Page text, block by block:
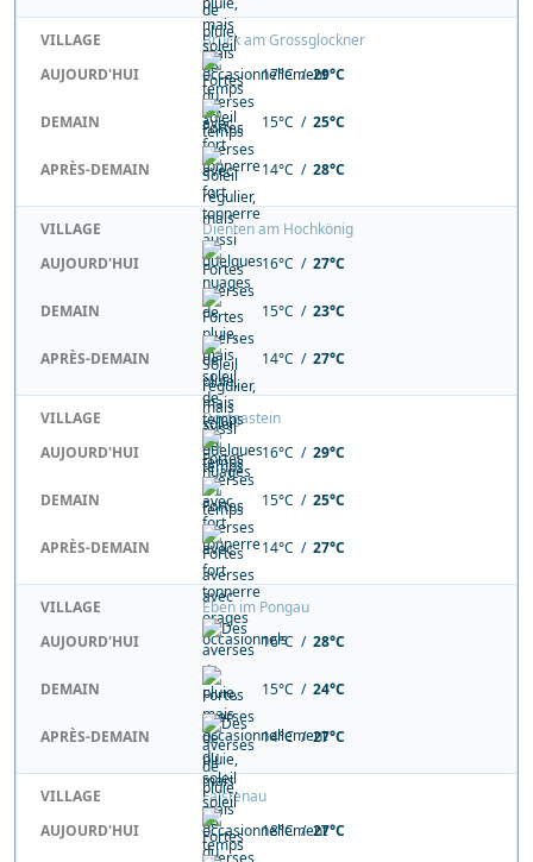
VILLAGE
Bruck am Grossglockner
AUJOURD'HUI
17°C /29°C
DEMAIN 15°C / 25°C
APRÈS-DEMAIN 14°C / 28°C
VILLAGE
Dienten am Hochkönig
AUJOURD'HUI
16°C / 27°C
DEMAIN 15°C / 23°C
APRÈS-DEMAIN 14°C / 27°C
VILLAGE
Dorfgastein
AUJOURD'HUI
16°C / 29°C
DEMAIN 15°C / 25°C
APRÈS-DEMAIN 14°C / 27°C
VILLAGE
Eben im Pongau
AUJOURD'HUI
16°C / 28°C
DEMAIN 15°C / 24°C
APRÈS-DEMAIN 14°C /27°C
VILLAGE
Faistenau
AUJOURD'HUI
18°C /27°C